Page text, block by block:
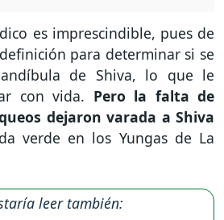
es imprescindible, pues de
para determinar si se
de Shiva, lo que le
con vida. Pero la falta de
dejaron varada a Shiva
verde en los Yungas de La
leer también: